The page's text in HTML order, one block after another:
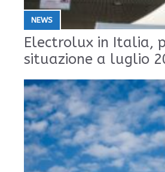
NEWS
Electrolux in Italia,
situazione a luglio